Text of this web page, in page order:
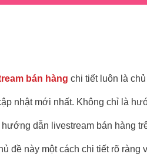
bán hàng chi tiết luôn là
nhật mới nhất. Không chỉ là
dẫn livestream bán hàng
đề này một cách chi tiết rõ